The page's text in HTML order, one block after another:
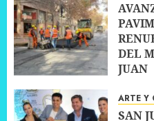
DEL
JUAN
ARTE Y
SAN